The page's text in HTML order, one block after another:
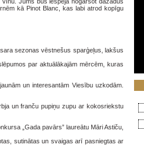
kā Pinot Blanc, kas labi atrod kopīgu
sezonas vēstnešus sparģeļus, lakšus
par aktuālākajām mērcēm, kuras
un interesantām Viesību uzkodām.
un franču pupiņu zupu ar kokosriekstu
„Gada pavārs” laureātu Māri Astiču,
sutinātas un svaigas arī pasniegtas ar